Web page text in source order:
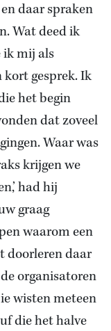
daar spraken
Wat deed ik
ik mij als
kort gesprek. Ik
het begin
dat zoveel
Waar was
krijgen we
had hij
graag
waarom een
doorleren daar
organisatoren
wisten meteen
die het halve